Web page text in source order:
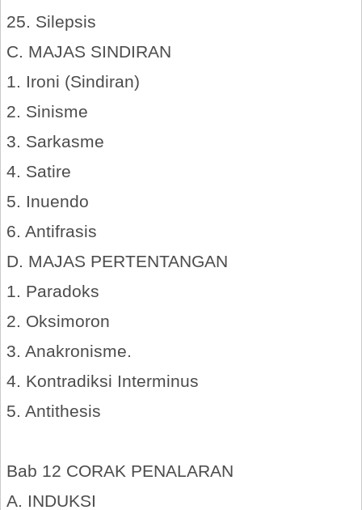
25. Silepsis
C. MAJAS SINDIRAN
1. Ironi (Sindiran)
2. Sinisme
3. Sarkasme
4. Satire
5. Inuendo
6. Antifrasis
D. MAJAS PERTENTANGAN
1. Paradoks
2. Oksimoron
3. Anakronisme.
4. Kontradiksi Interminus
5. Antithesis
Bab 12 CORAK PENALARAN
A. INDUKSI